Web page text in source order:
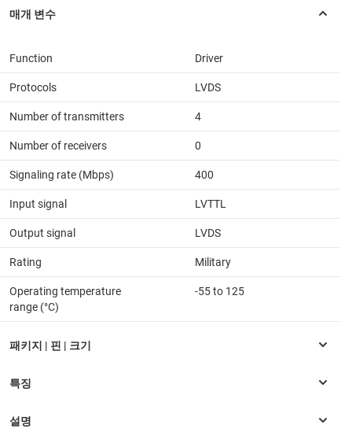
Function Driver
Protocols LVDS
Number of transmitters 4
Number of receivers 0
Signaling rate (Mbps) 400
Input signal LVTTL
Output signal LVDS
Rating Military
Operating temperature
range (°C)
-55 to 125